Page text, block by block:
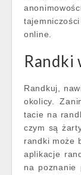
online.
Randki
Randkuj,
okolicy.
tacie na
czym są
randki może
aplikacje
na poznanie